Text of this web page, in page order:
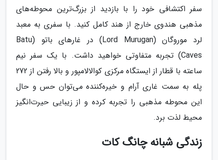
سفر اکتشافی خود را با بازدید از بزرگ‌ترین محوطه‌های
مذهبی هندوی خارج از هند کامل کنید. با سفری به معبد
لرد موروگان (Lord Murugan) در غارهای باتو (Batu
Caves) تجربه‌ متفاوتی خواهید داشت. با یک سفر نیم
ساعته با قطار از ایستگاه مرکزی کوالالامپور و بالا رفتن از 272
پله به سمت غاری آرام و خیره‌کننده می‌توان حس و حال
این محوطه مذهبی را تجربه کرده و از زیبایی حیرت‌انگیز
محیط لذت برد.
زندگی شبانه چانگ کات